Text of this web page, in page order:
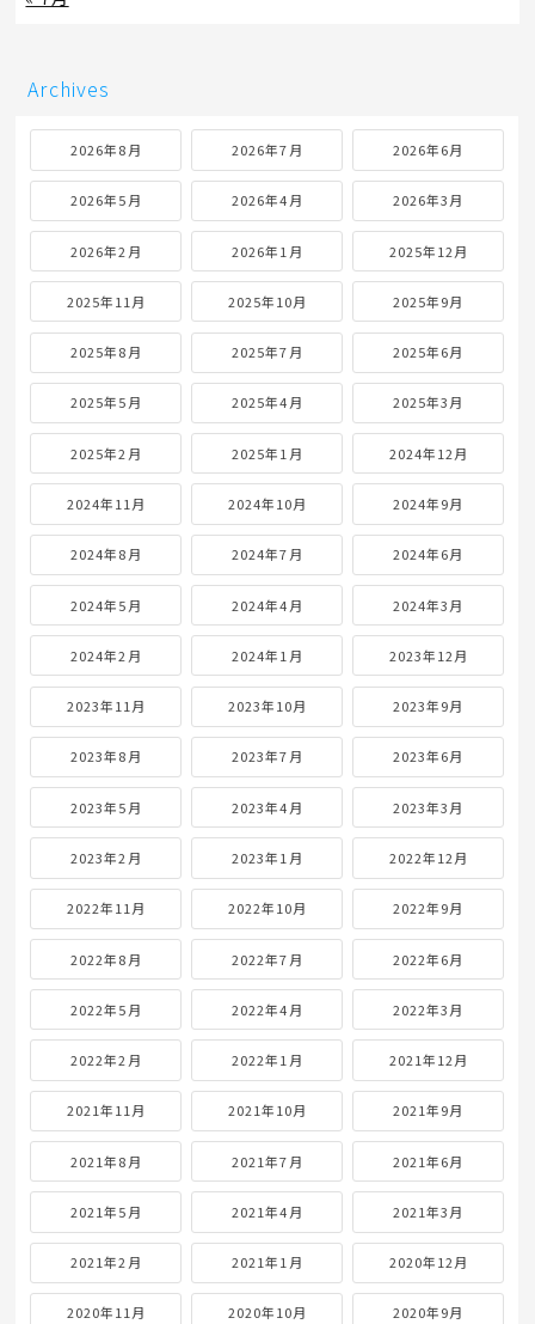
Archives
2026年8月 2026年7月 2026年6月
2026年5月 2026年4月 2026年3月
2026年2月 2026年1月 2025年12月
2025年11月 2025年10月 2025年9月
2025年8月 2025年7月 2025年6月
2025年5月 2025年4月 2025年3月
2025年2月 2025年1月 2024年12月
2024年11月 2024年10月 2024年9月
2024年8月 2024年7月 2024年6月
2024年5月 2024年4月 2024年3月
2024年2月 2024年1月 2023年12月
2023年11月 2023年10月 2023年9月
2023年8月 2023年7月 2023年6月
2023年5月 2023年4月 2023年3月
2023年2月 2023年1月 2022年12月
2022年11月 2022年10月 2022年9月
2022年8月 2022年7月 2022年6月
2022年5月 2022年4月 2022年3月
2022年2月 2022年1月 2021年12月
2021年11月 2021年10月 2021年9月
2021年8月 2021年7月 2021年6月
2021年5月 2021年4月 2021年3月
2021年2月 2021年1月 2020年12月
2020年11月 2020年10月 2020年9月